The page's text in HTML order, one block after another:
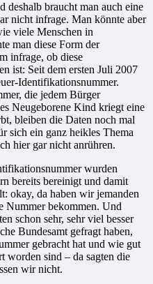
deshalb braucht man auch eine
nicht infrage. Man könnte aber
viele Menschen in
man diese Form der
infrage, ob diese
ist: Seit dem ersten Juli 2007
Identifikationsnummer.
die jedem Bürger
Neugeborene Kind kriegt eine
bleiben die Daten noch mal
sich ein ganz heikles Thema
hier gar nicht anrühren.
wurden
bereits bereinigt und damit
okay, da haben wir jemanden
Nummer bekommen. Und
schon sehr, sehr viel besser
Bundesamt gefragt haben,
gebracht hat und wie gut
worden sind – da sagten die
wir nicht.